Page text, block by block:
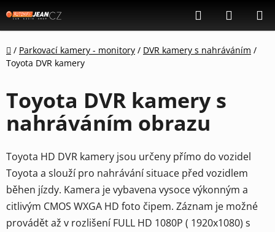
na
obsah
Hledat
KOŠÍK
Domů
/ Parkovací kamery - monitory / DVR kamery s nahráváním /
Toyota DVR kamery
Toyota DVR kamery s
nahráváním obrazu
Toyota HD DVR kamery jsou určeny přímo do vozidel
Toyota a slouží pro nahrávání situace před vozidlem
běhen jízdy. Kamera je vybavena vysoce výkonným a
citlivým CMOS WXGA HD foto čipem. Záznam je možné
provádět až v rozlišení FULL HD 1080P ( 1920x1080) s